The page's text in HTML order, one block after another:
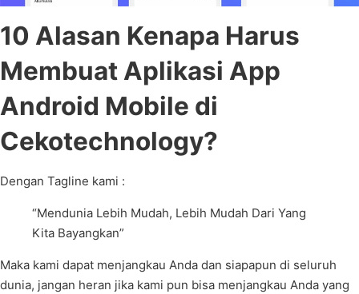
10 Alasan Kenapa Harus
Membuat Aplikasi App
Android Mobile di
Cekotechnology?
Dengan Tagline kami :
“Mendunia Lebih Mudah, Lebih Mudah Dari Yang
Kita Bayangkan”
Maka kami dapat menjangkau Anda dan siapapun di seluruh
dunia, jangan heran jika kami pun bisa menjangkau Anda yang